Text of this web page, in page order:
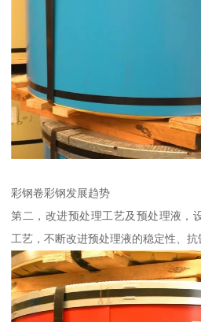
彩钢卷彩钢发展趋势
第二，改进预处理工艺及预处理液，
工艺，不断改进预处理液的稳定性、抗